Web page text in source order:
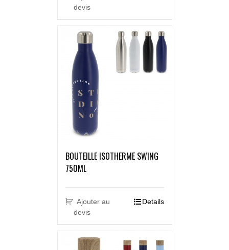
devis
BOUTEILLE ISOTHERME SWING
750ML
Ajouter au
devis
Details